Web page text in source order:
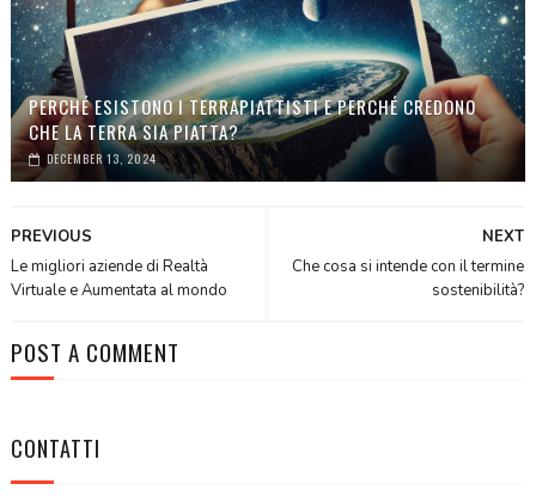
PERCHÉ ESISTONO I TERRAPIATTISTI E PERCHÉ CREDONO
CHE LA TERRA SIA PIATTA?
DECEMBER 13, 2024
NEXT
Che cosa si intende con il termine
sostenibilità?
PREVIOUS
Le migliori aziende di Realtà
Virtuale e Aumentata al mondo
POST A COMMENT
CONTATTI